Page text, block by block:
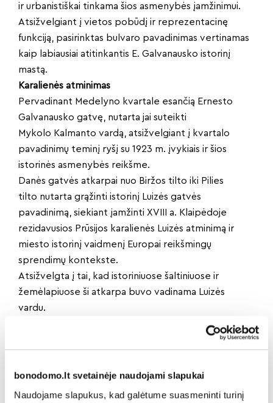
bonodomo.lt svetainėje naudojami slapukai
Naudojame slapukus, kad galėtume suasmeninti turinį
ir urbanistiškai tinkama šios asmenybės įamžinimui.
Atsižvelgiant į vietos pobūdį ir reprezentacinę
funkciją, pasirinktas bulvaro pavadinimas vertinamas
kaip labiausiai atitinkantis E. Galvanausko istorinį
mastą.
Karalienės atminimas
Pervadinant Medelyno kvartale esančią Ernesto
Galvanausko gatvę, nutarta jai suteikti
Mykolo Kalmanto vardą, atsižvelgiant į kvartalo
pavadinimų teminį ryšį su 1923 m. įvykiais ir šios
istorinės asmenybės reikšme.
Danės gatvės atkarpai nuo Biržos tilto iki Pilies
tilto nutarta grąžinti istorinį Luizės gatvės
pavadinimą, siekiant įamžinti XVIII a. Klaipėdoje
rezidavusios Prūsijos karalienės Luizės atminimą ir
miesto istorinį vaidmenį Europai reikšmingų
sprendimų kontekste.
Atsižvelgta į tai, kad istoriniuose šaltiniuose ir
žemėlapiuose ši atkarpa buvo vadinama Luizės
vardu.
Dalintis naujiena: